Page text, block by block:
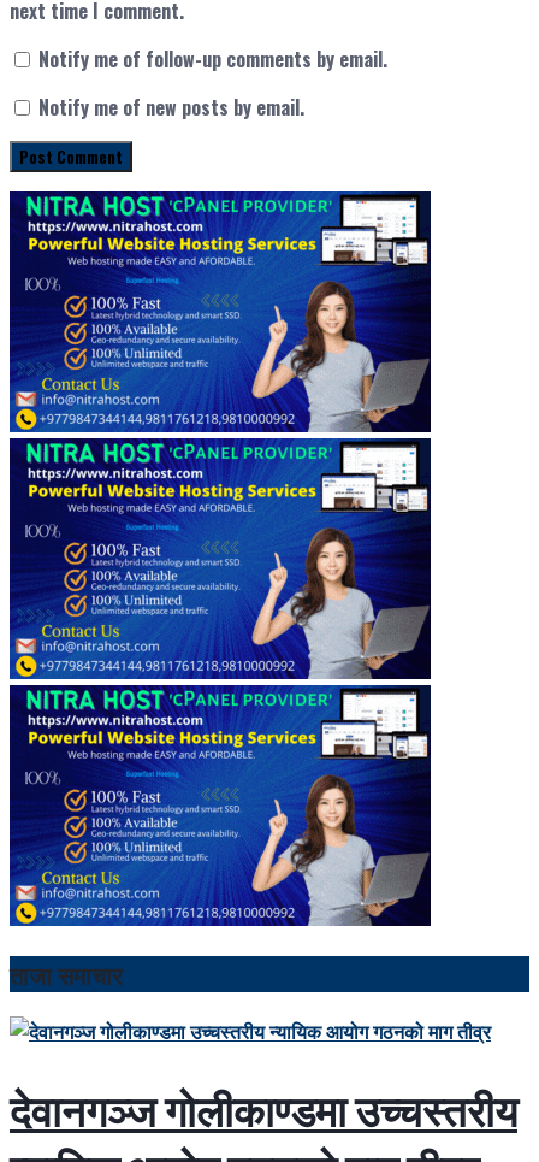
next time I comment.
Notify me of follow-up comments by email.
Notify me of new posts by email.
ताजा समाचार
देवानगञ्ज गोलीकाण्डमा उच्चस्तरीय